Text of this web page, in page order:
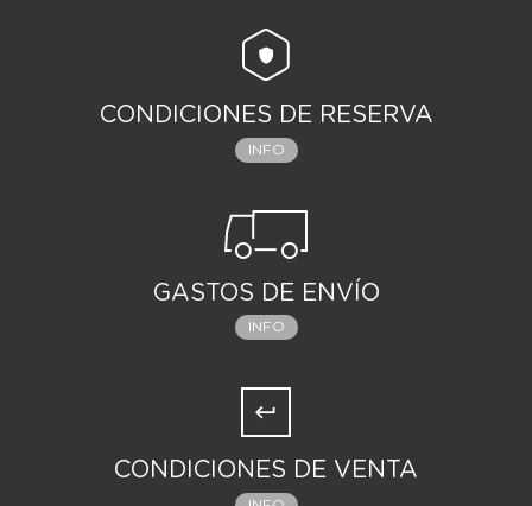
CONDICIONES DE RESERVA
INFO
GASTOS DE ENVÍO
INFO
CONDICIONES DE VENTA